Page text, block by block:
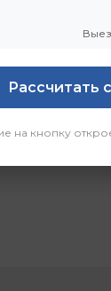
Рассчитать
на кнопку